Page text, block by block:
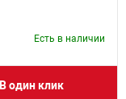
Есть в наличии
В один клик